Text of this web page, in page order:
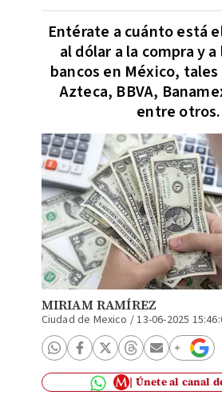
Entérate a cuánto está
al dólar a la compra y
bancos en México,
Azteca, BBVA,
entre otros.
MIRIAM RAMÍREZ
Ciudad de Mexico /13-06-2025
Únete al canal